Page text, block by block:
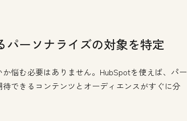
パーソナライズの対象を特定
悩む必要はありません。HubSpotを使えば、パー
待できるコンテンツとオーディエンスがすぐに分